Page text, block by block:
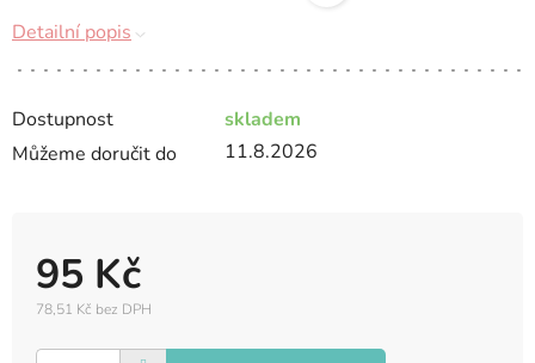
Dostupnost
skladem
Můžeme doručit do
11.8.2026
95 Kč
78,51 Kč bez DPH
cena:
Detailní popis